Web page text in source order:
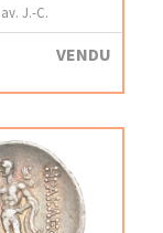
J.-C.
VENDU